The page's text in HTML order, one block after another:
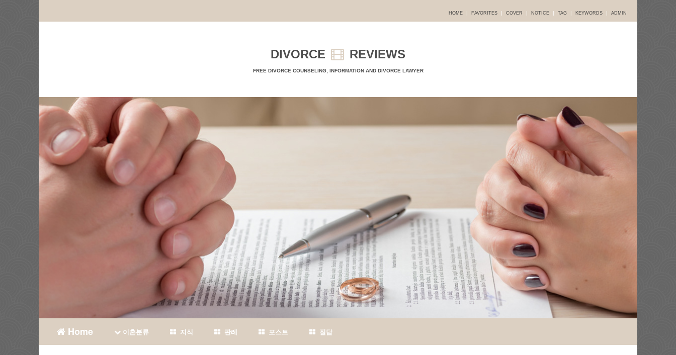
HOME | FAVORITES | COVER | NOTICE | TAG | KEYWORDS | ADMIN
DIVORCE REVIEWS
FREE DIVORCE COUNSELING, INFORMATION AND DIVORCE LAWYER
Home 이혼분류 지식 판례 포스트 질답